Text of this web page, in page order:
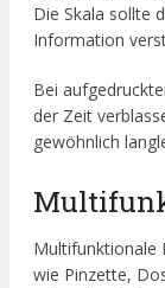
Die Skala sollte
Information
Bei
der Zeit
gewöhnlich
Multifunktionale
wie Pinzette,